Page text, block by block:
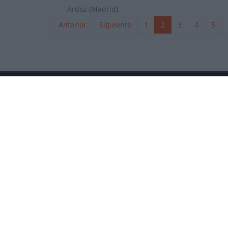
Ardoz (Madrid)
Anterior Siguiente 1 2 3 4 5